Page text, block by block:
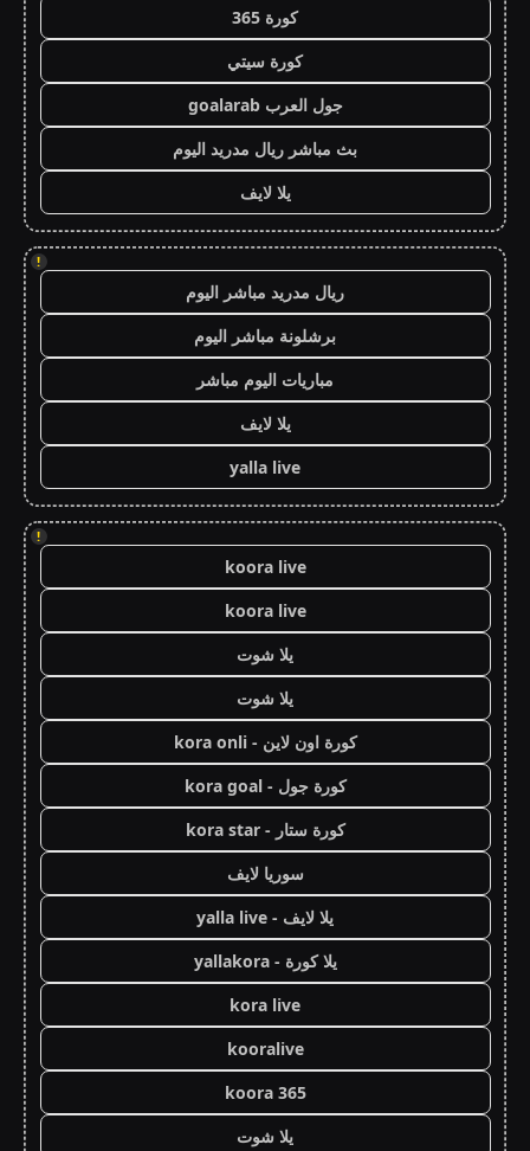
كورة 365
كورة سيتي
جول العرب goalarab
بث مباشر ريال مدريد اليوم
يلا لايف
!
ريال مدريد مباشر اليوم
برشلونة مباشر اليوم
مباريات اليوم مباشر
يلا لايف
yalla live
!
koora live
koora live
يلا شوت
يلا شوت
كورة اون لاين - kora onli
كورة جول - kora goal
كورة ستار - kora star
سوريا لايف
يلا لايف - yalla live
يلا كورة - yallakora
kora live
kooralive
koora 365
يلا شوت